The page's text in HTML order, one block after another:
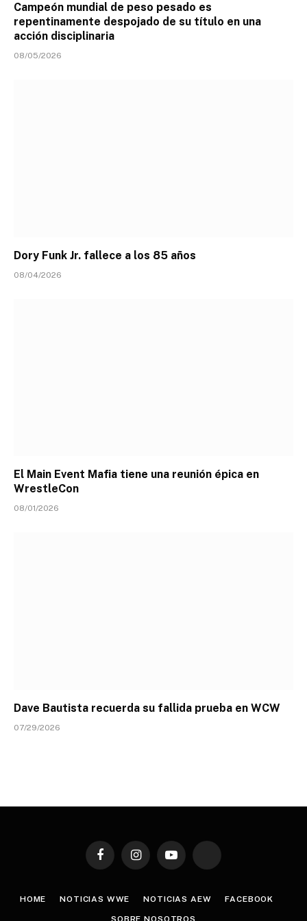
Campeón mundial de peso pesado es
repentinamente despojado de su título en una
acción disciplinaria
08/05/2026
Dory Funk Jr. fallece a los 85 años
08/04/2026
El Main Event Mafia tiene una reunión épica en
WrestleCon
08/01/2026
Dave Bautista recuerda su fallida prueba en WCW
07/29/2026
FacebookInstagramYouTube TikTok
HOME NOTICIAS WWE NOTICIAS AEW FACEBOOK
SOBRE NOSOTROS